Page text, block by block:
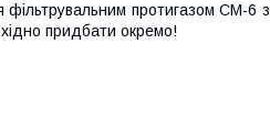
фільтрувальним протигазом СМ-6 з
придбати окремо!